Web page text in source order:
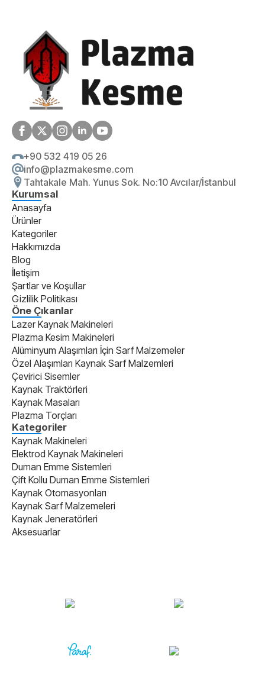
+90 532 419 05 26
info@plazmakesme.com
Tahtakale Mah. Yunus Sok. No:10 Avcılar/İstanbul
Kurumsal
Anasayfa
Ürünler
Kategoriler
Hakkımızda
Blog
İletişim
Şartlar ve Koşullar
Gizlilik Politikası
Öne Çıkanlar
Lazer Kaynak Makineleri
Plazma Kesim Makineleri
Alüminyum Alaşımları İçin Sarf Malzemeler
Özel Alaşımları Kaynak Sarf Malzemleri
Çevirici Sisemler
Kaynak Traktörleri
Kaynak Masaları
Plazma Torçları
Kategoriler
Kaynak Makineleri
Elektrod Kaynak Makineleri
Duman Emme Sistemleri
Çift Kollu Duman Emme Sistemleri
Kaynak Otomasyonları
Kaynak Sarf Malzemeleri
Kaynak Jeneratörleri
Aksesuarlar